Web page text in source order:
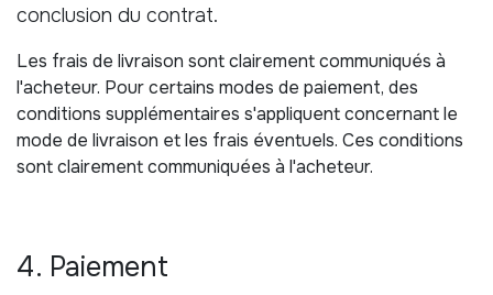
conclusion du contrat.
Les frais de livraison sont clairement communiqués à
l'acheteur. Pour certains modes de paiement, des
conditions supplémentaires s'appliquent concernant le
mode de livraison et les frais éventuels. Ces conditions
sont clairement communiquées à l'acheteur.
4. Paiement